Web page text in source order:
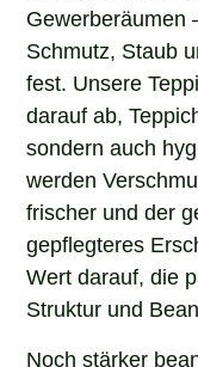
Gewerberäumen
Schmutz, Staub
fest. Unsere
darauf ab,
sondern auch
werden
frischer und der
gepflegteres
Wert darauf, die
Struktur und
Noch stärker